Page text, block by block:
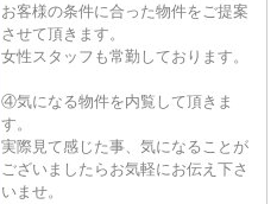
お客様の条件に合った物件をご提案
させて頂きます。
女性スタッフも常勤しております。
④気になる物件を内覧して頂きま
す。
実際見て感じた事、気になることが
ございましたらお気軽にお伝え下さ
いませ。